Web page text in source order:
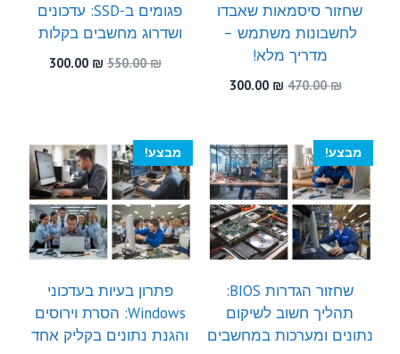
שחזור סיסמאות שאבדו
לחשבונות משתמש –
מדריך מלא!
470.00₪
המחיר
470.00 ₪.
300.00 ₪
300.00 ₪.
פגומים ב-SSD: עדכונים
ושדרוג מחשבים בקלות
550.00₪
המחיר
300.00 ₪
המחיר
מבצע!
שחזור הגדרות BIOS:
תהליך חשוב לשיקום
נתונים ומערכות במחשבים
מבצע!
פתרון בעיות בעדכוני
Windows: הסרת וירוסים
והגנת נתונים בקליק אחד